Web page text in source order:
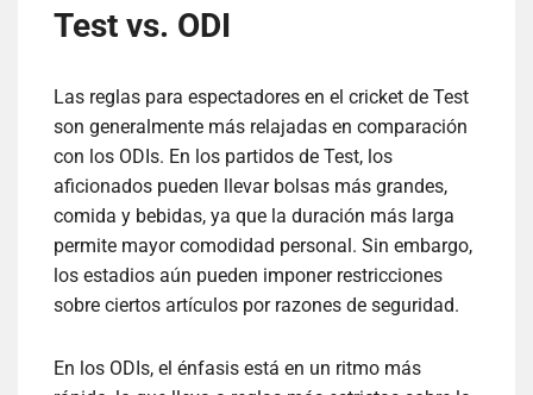
Test vs. ODI
Las reglas para espectadores en el cricket de Test
son generalmente más relajadas en comparación
con los ODIs. En los partidos de Test, los
aficionados pueden llevar bolsas más grandes,
comida y bebidas, ya que la duración más larga
permite mayor comodidad personal. Sin embargo,
los estadios aún pueden imponer restricciones
sobre ciertos artículos por razones de seguridad.
En los ODIs, el énfasis está en un ritmo más